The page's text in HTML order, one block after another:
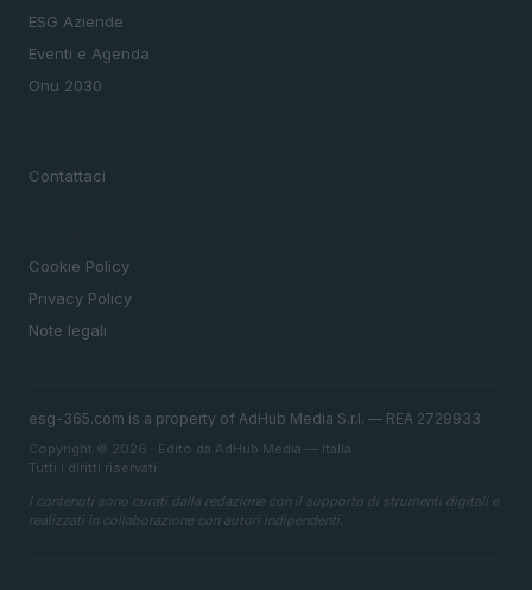
ESG Aziende
Eventi e Agenda
Onu 2030
Contattaci
Cookie Policy
Privacy Policy
Note legali
esg-365.com is a property of AdHub Media S.r.l. — REA 2729933
Copyright © 2026 · Edito da AdHub Media — Italia
Tutti i diritti riservati
I contenuti sono curati dalla redazione con il supporto di strumenti digitali e
realizzati in collaborazione con autori indipendenti.